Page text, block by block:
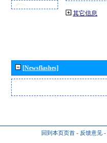
其它信息
[Newsflashes]
回到本页页首 - 反馈意见 -